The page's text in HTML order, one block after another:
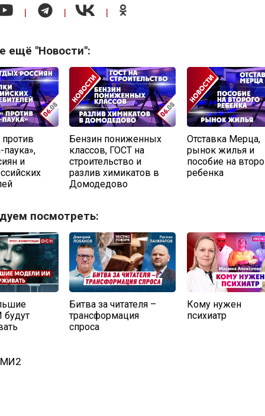
| | |
ещё "Новости":
и
Бензин пониженных
классов, ГОСТ на
строительство и
разлив химикатов в
Домодедово
Отставка Мерца,
рынок жилья и
пособие на
ребенка
посмотреть:
Битва за читателя –
трансформация
спроса
Кому нужен
психиатр